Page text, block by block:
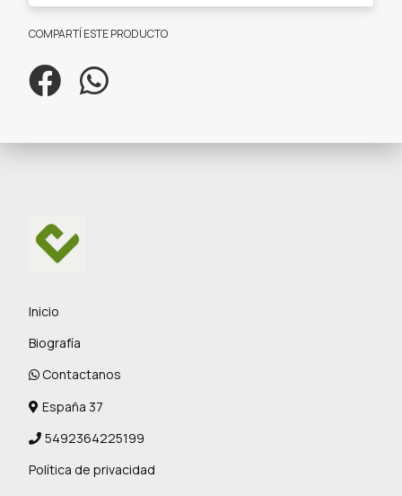
COMPARTÍ ESTE PRODUCTO
Inicio
Biografía
Contactanos
España 37
5492364225199
Política de privacidad